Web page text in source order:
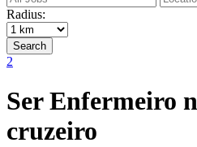
Radius:
Search
2
Ser Enfermeiro
cruzeiro